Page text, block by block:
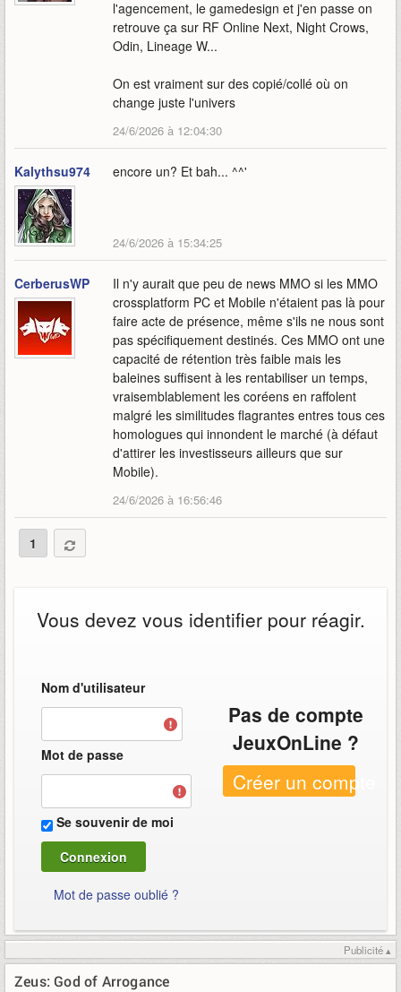
l'agencement, le gamedesign et j'en passe on
retrouve ça sur RF Online Next, Night Crows,
Odin, Lineage W...
On est vraiment sur des copié/collé où on
change juste l'univers
24/6/2026 à 12:04:30
Kalythsu974 encore un? Et bah... ^^'
24/6/2026 à 15:34:25
CerberusWP
Il n'y aurait que peu de news MMO si les MMO
crossplatform PC et Mobile n'étaient pas là pour
faire acte de présence, même s'ils ne nous sont
pas spécifiquement destinés. Ces MMO ont une
capacité de rétention très faible mais les
baleines suffisent à les rentabiliser un temps,
vraisemblablement les coréens en raffolent
malgré les similitudes flagrantes entres tous ces
homologues qui innondent le marché (à défaut
d'attirer les investisseurs ailleurs que sur
Mobile).
24/6/2026 à 16:56:46
1
Vous devez vous identifier pour réagir.
Nom d'utilisateur
Mot de passe
Se souvenir de moi
Mot de passe oublié ?
Pas de compte
JeuxOnLine ?
Créer un compte
Publicité ▴
Zeus: God of Arrogance